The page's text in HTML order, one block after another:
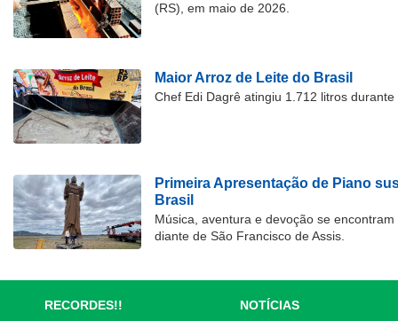
(RS), em maio de 2026.
Maior Arroz de Leite do Brasil
Chef Edi Dagrê atingiu 1.712 litros
Primeira Apresentação de Piano
Brasil
Música, aventura e devoção se
diante de São Francisco de Assis.
RECORDES!! NOTÍCIAS